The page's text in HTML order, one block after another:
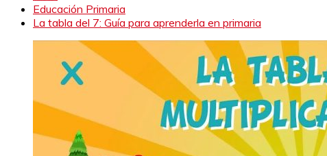
Educación Primaria
La tabla del 7: Guía para aprenderla en primaria